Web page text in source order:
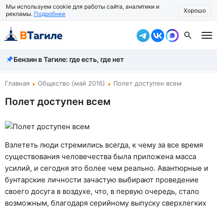
Мы используем cookie для работы сайта, аналитики и
рекламы. Подробнее Хорошо
Все новости
Происшествия
Город
Власть
Экономика
Общество
Рассказать новость
Бензин в Тагиле: где есть, где нет
Главная Общество (май 2016) Полет доступен всем
Полет доступен всем
Взлететь люди стремились всегда, к чему за все время
существования человечества была приложена масса
усилий, и сегодня это более чем реально. Авантюрные и
бунтарские личности зачастую выбирают проведение
своего досуга в воздухе, что, в первую очередь, стало
возможным, благодаря серийному выпуску сверхлегких